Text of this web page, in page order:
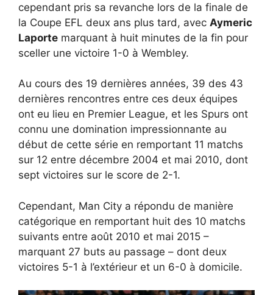
cependant pris sa revanche lors de la finale de
la Coupe EFL deux ans plus tard, avec Aymeric
Laporte marquant à huit minutes de la fin pour
sceller une victoire 1-0 à Wembley.
Au cours des 19 dernières années, 39 des 43
dernières rencontres entre ces deux équipes
ont eu lieu en Premier League, et les Spurs ont
connu une domination impressionnante au
début de cette série en remportant 11 matchs
sur 12 entre décembre 2004 et mai 2010, dont
sept victoires sur le score de 2-1.
Cependant, Man City a répondu de manière
catégorique en remportant huit des 10 matchs
suivants entre août 2010 et mai 2015 –
marquant 27 buts au passage – dont deux
victoires 5-1 à l’extérieur et un 6-0 à domicile.